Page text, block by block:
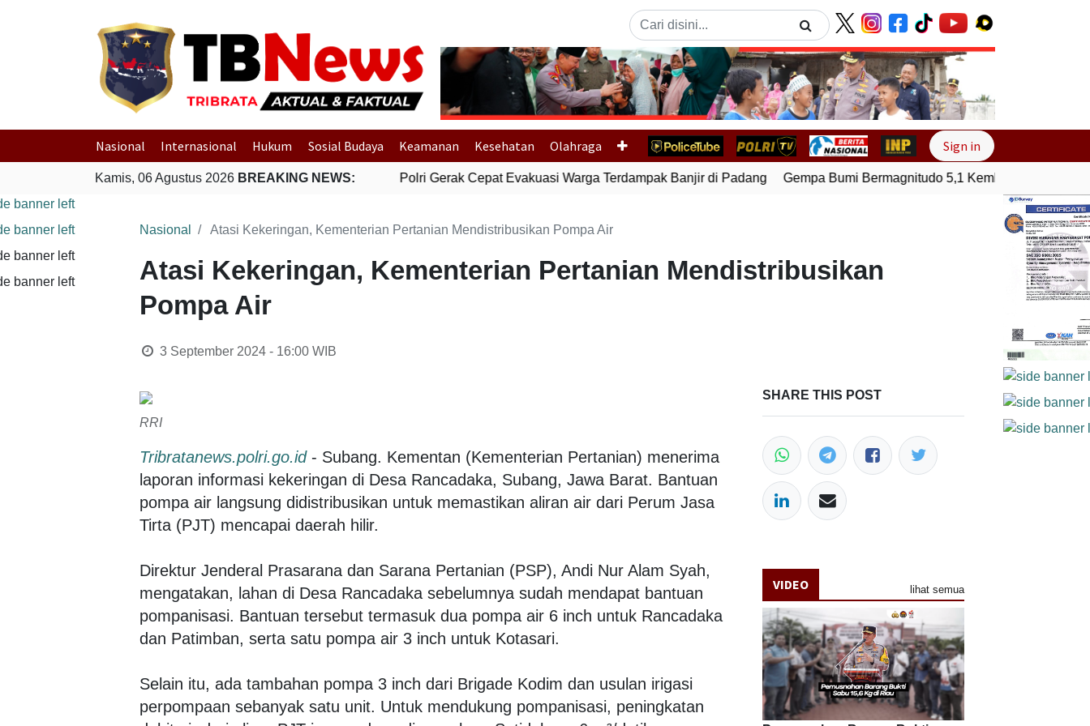
Previous Next
Nasional Internasional Hukum Sosial Budaya Keamanan Kesehatan Olahraga Sign in
Kamis, 06 Agustus 2026 BREAKING NEWS: Polri Gerak Cepat Evakuasi Warga Terdampak Banjir di Padang Gempa Bumi Bermagnitudo 5,1 Kembali Guncang
Nasional Atasi Kekeringan, Kementerian Pertanian Mendistribusikan Pompa Air
Atasi Kekeringan, Kementerian Pertanian Mendistribusikan
Pompa Air
3 September 2024 - 16:00WIB
RRI
Tribratanews.polri.go.id- Subang. Kementan (Kementerian Pertanian) menerima
laporan informasi kekeringan di Desa Rancadaka, Subang, Jawa Barat. Bantuan
pompa air langsung didistribusikan untuk memastikan aliran air dari Perum Jasa
Tirta (PJT) mencapai daerah hilir.
Direktur Jenderal Prasarana dan Sarana Pertanian (PSP), Andi Nur Alam Syah,
mengatakan, lahan di Desa Rancadaka sebelumnya sudah mendapat bantuan
pompanisasi. Bantuan tersebut termasuk dua pompa air 6 inch untuk Rancadaka
dan Patimban, serta satu pompa air 3 inch untuk Kotasari.
Selain itu, ada tambahan pompa 3 inch dari Brigade Kodim dan usulan irigasi
perpompaan sebanyak satu unit. Untuk mendukung pompanisasi, peningkatan
SHARE THIS POST
VIDEO lihat semua